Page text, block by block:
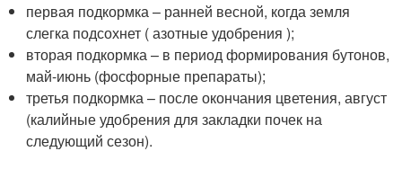
первая подкормка – ранней весной, когда земля
слегка подсохнет ( азотные удобрения );
вторая подкормка – в период формирования бутонов,
май-июнь (фосфорные препараты);
третья подкормка – после окончания цветения, август
(калийные удобрения для закладки почек на
следующий сезон).